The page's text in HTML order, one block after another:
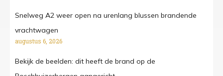
Snelweg A2 weer open na urenlang blussen brandende
vrachtwagen
augustus 6, 2026
Bekijk de beelden: dit heeft de brand op de